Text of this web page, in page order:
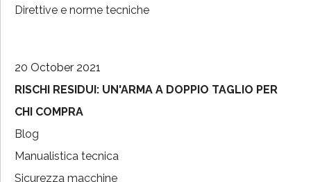
Direttive e norme tecniche
20 October 2021
RISCHI RESIDUI: UN'ARMA A DOPPIO TAGLIO PER
CHI COMPRA
Blog
Manualistica tecnica
Sicurezza macchine